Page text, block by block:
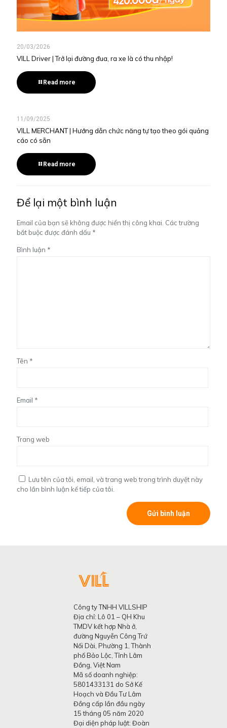
20/03/2026
VILL Driver | Trở lại đường đua, ra xe là có thu nhập!
Read more
11/09/2025
VILL MERCHANT | Hướng dẫn chức năng tự tạo theo gói quảng
cáo có sẵn
Read more
Để lại một bình luận
Email của bạn sẽ không được hiển thị công khai. Các trường
bắt buộc được đánh dấu *
Bình luận *
Tên *
Email *
Trang web
Lưu tên của tôi, email, và trang web trong trình duyệt này
cho lần bình luận kế tiếp của tôi.
Công ty TNHH VILLSHIP
Địa chỉ: Lô 01 – QH Khu
TMDV kết hợp Nhà ở,
đường Nguyễn Công Trứ
Nối Dài, Phường 1, Thành
phố Bảo Lộc, Tỉnh Lâm
Đồng, Việt Nam
Mã số doanh nghiệp:
5801433131 do Sở Kế
Hoạch và Đầu Tư Lâm
Đồng cấp lần đầu ngày
15 tháng 05 năm 2020
Đại diện pháp luật: Đoàn